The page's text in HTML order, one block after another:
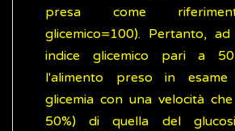
presa come
glicemico=100). Pertanto,
indice glicemico pari a
l'alimento preso in
glicemia con una velocità
50%) di quella del